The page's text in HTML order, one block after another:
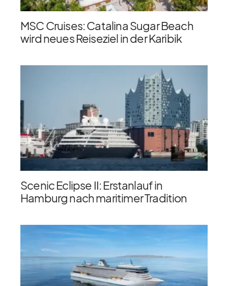
MSC Cruises: Catalina Sugar Beach
wird neues Reiseziel in der Karibik
Scenic Eclipse II: Erstanlauf in
Hamburg nach maritimer Tradition